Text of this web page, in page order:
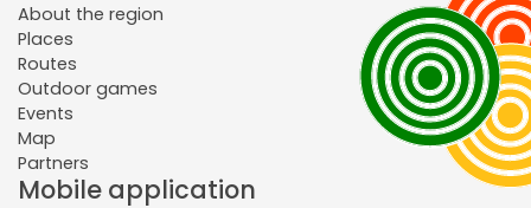
About the region
Places
Routes
Outdoor games
Events
Map
Partners
Mobile application